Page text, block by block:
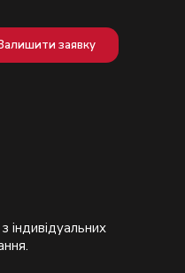
заявку
індивідуальних